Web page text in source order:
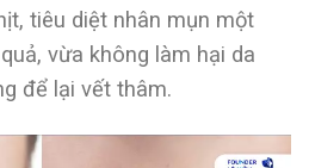
tiêu diệt nhân mụn một
vừa không làm hại da
để lại vết thâm.